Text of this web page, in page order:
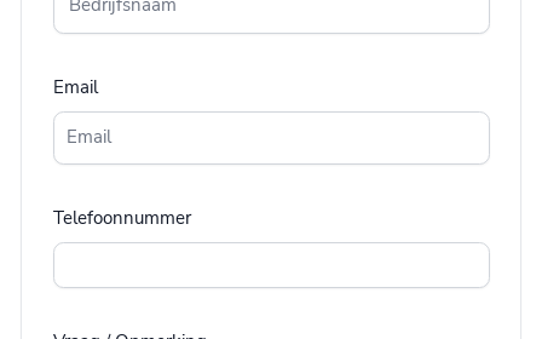
Email
Telefoonnummer